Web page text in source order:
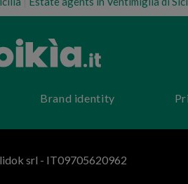
Brand identity
srl - IT09705620962